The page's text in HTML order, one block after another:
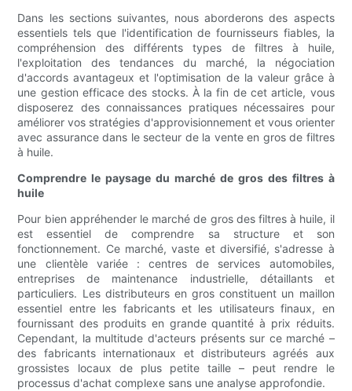
Dans les sections suivantes, nous aborderons des aspects
essentiels tels que l'identification de fournisseurs fiables, la
compréhension des différents types de filtres à huile,
l'exploitation des tendances du marché, la négociation
d'accords avantageux et l'optimisation de la valeur grâce à
une gestion efficace des stocks. À la fin de cet article, vous
disposerez des connaissances pratiques nécessaires pour
améliorer vos stratégies d'approvisionnement et vous orienter
avec assurance dans le secteur de la vente en gros de filtres
à huile.
Comprendre le paysage du marché de gros des filtres à
huile
Pour bien appréhender le marché de gros des filtres à huile, il
est essentiel de comprendre sa structure et son
fonctionnement. Ce marché, vaste et diversifié, s'adresse à
une clientèle variée : centres de services automobiles,
entreprises de maintenance industrielle, détaillants et
particuliers. Les distributeurs en gros constituent un maillon
essentiel entre les fabricants et les utilisateurs finaux, en
fournissant des produits en grande quantité à prix réduits.
Cependant, la multitude d'acteurs présents sur ce marché –
des fabricants internationaux et distributeurs agréés aux
grossistes locaux de plus petite taille – peut rendre le
processus d'achat complexe sans une analyse approfondie.